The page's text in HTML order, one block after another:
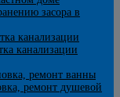
засора в
канализации
канализации
ремонт ванны
ремонт душевой